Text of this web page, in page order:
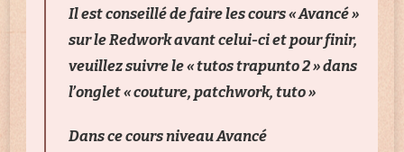
Il est conseillé de faire les cours « Avancé »
sur le Redwork avant celui-ci et pour finir,
veuillez suivre le « tutos trapunto 2 » dans
l’onglet « couture, patchwork, tuto »
Dans ce cours niveau Avancé